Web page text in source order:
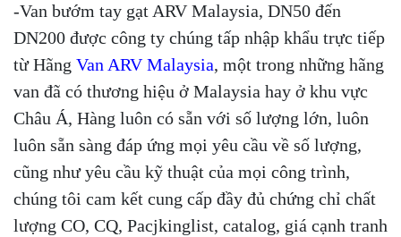
-Van bướm tay gạt ARV Malaysia, DN50 đến
DN200 được công ty chúng tấp nhập khẩu trực tiếp
từ Hãng Van ARV Malaysia, một trong những hãng
van đã có thương hiệu ở Malaysia hay ở khu vực
Châu Á, Hàng luôn có sẵn với số lượng lớn, luôn
luôn sẵn sàng đáp ứng mọi yêu cầu về số lượng,
cũng như yêu cầu kỹ thuật của mọi công trình,
chúng tôi cam kết cung cấp đầy đủ chứng chỉ chất
lượng CO, CQ, Pacjkinglist, catalog, giá cạnh tranh